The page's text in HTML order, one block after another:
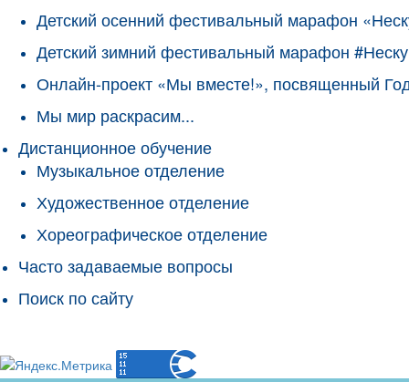
Детский осенний фестивальный марафон
Детский зимний фестивальный марафон
Онлайн-проект «Мы вместе!», посвященный
Мы мир раскрасим...
Дистанционное обучение
Музыкальное отделение
Художественное отделение
Хореографическое отделение
Часто задаваемые вопросы
Поиск по сайту